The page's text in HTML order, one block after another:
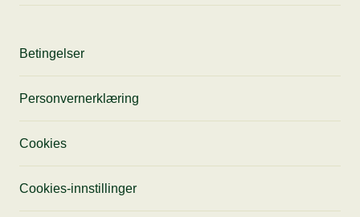
Betingelser
Personvernerklæring
Cookies
Cookies-innstillinger